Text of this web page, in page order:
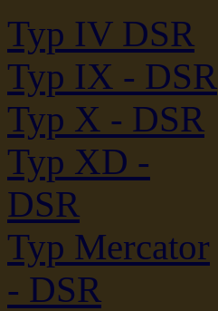
Typ IV DSR
Typ IX - DSR
Typ X - DSR
Typ XD -
DSR
Typ Mercator
- DSR